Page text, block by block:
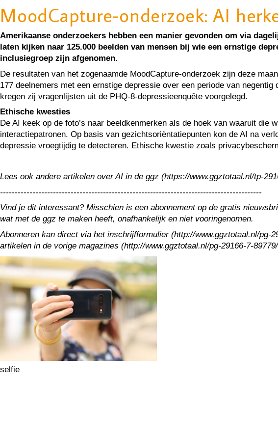
MoodCapture-onderzoek: AI
Amerikaanse onderzoekers hebben een manier gevonden om via
laten kijken naar 125.000 beelden van mensen bij wie een ernstige
inclusiegroep zijn afgenomen.
De resultaten van het zogenaamde MoodCapture-onderzoek zijn deze
177 deelnemers met een ernstige depressie over een periode van
kregen zij vragenlijsten uit de PHQ-8-depressieenquête voorgelegd.
Ethische kwesties
De AI keek op de foto’s naar beeldkenmerken als de hoek van waaruit
interactiepatronen. Op basis van gezichtsoriëntatiepunten kon de AI na
depressie vroegtijdig te detecteren. Ethische kwestie zoals
Lees ook andere artikelen over AI in de ggz (https://www.ggztotaal.nl/tp-
-----------------------------------------------------------------------------------------
Vind je dit interessant? Misschien is een abonnement op de gratis
wat met de ggz te maken heeft, onafhankelijk en niet vooringenomen.
Abonneren kan direct via het inschrijfformulier (http://www.ggztotaal.nl/pg-
artikelen in de vorige magazines (http://www.ggztotaal.nl/pg-29166-7-
selfie